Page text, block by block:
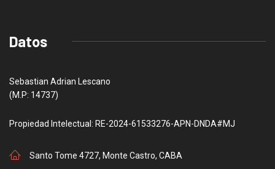
Datos
Sebastian Adrian Lescano
(M.P: 14737)
Propiedad Intelectual: RE-2024-61533276-APN-DNDA#MJ
Santo Tome 4727, Monte Castro, CABA